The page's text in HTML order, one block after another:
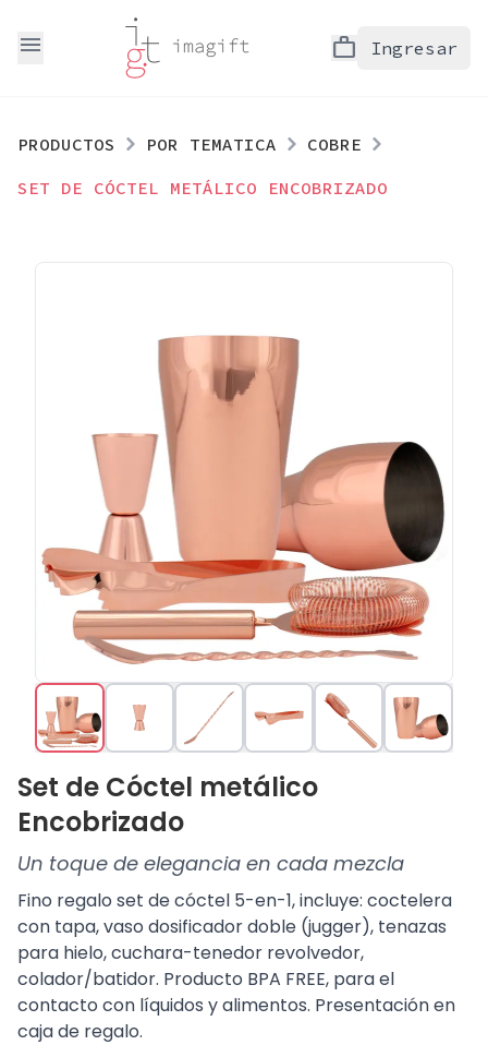
menu work Ingresar
PRODUCTOS POR TEMATICA
COBRE
SET DE CÓCTEL METÁLICO ENCOBRIZADO
Set de Cóctel metálico
Encobrizado
Un toque de elegancia en cada mezcla
Fino regalo set de cóctel 5-en-1, incluye: coctelera
con tapa, vaso dosificador doble (jugger), tenazas
para hielo, cuchara-tenedor revolvedor,
colador/batidor. Producto BPA FREE, para el
contacto con líquidos y alimentos. Presentación en
caja de regalo.